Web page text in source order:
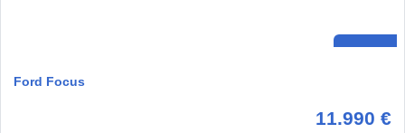
Ford Focus
11.990 €